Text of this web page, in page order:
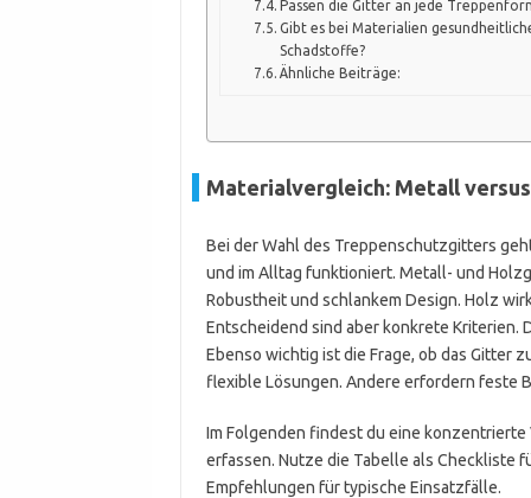
Passen die Gitter an jede
Gibt es bei Materialien
Schadstoffe?
Ähnliche Beiträge:
Materialvergleich: Metall
Bei der Wahl des Treppenschutzgitters
und im Alltag funktioniert. Metall- und
Robustheit und schlankem Design. Holz
Entscheidend sind aber konkrete Kriterien.
Ebenso wichtig ist die Frage, ob das Gitter
flexible Lösungen. Andere erfordern feste
Im Folgenden findest du eine
erfassen. Nutze die Tabelle als Checkliste
Empfehlungen für typische Einsatzfälle.